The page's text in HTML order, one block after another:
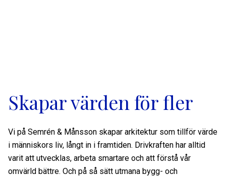
Skapar värden för fler
Vi på Semrén & Månsson skapar arkitektur som tillför värde
i människors liv, långt in i framtiden. Drivkraften har alltid
varit att utvecklas, arbeta smartare och att förstå vår
omvärld bättre. Och på så sätt utmana bygg- och